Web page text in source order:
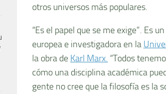
otros universos más populares.
“Es el papel que se me exige”. Es
europea e investigadora en la
la obra de Karl Marx. “Todos
cómo una disciplina académica
gente no cree que la filosofía es la